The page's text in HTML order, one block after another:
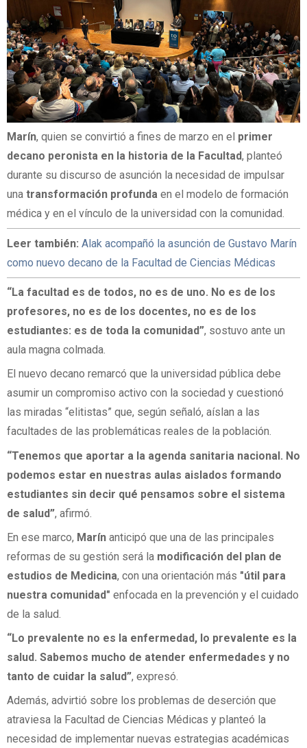
Marín, quien se convirtió a fines de marzo en el primer
decano peronista en la historia de la Facultad, planteó
durante su discurso de asunción la necesidad de impulsar
una transformación profunda en el modelo de formación
médica y en el vínculo de la universidad con la comunidad.
Leer también: Alak acompañó la asunción de Gustavo Marín
como nuevo decano de la Facultad de Ciencias Médicas
“La facultad es de todos, no es de uno. No es de los
profesores, no es de los docentes, no es de los
estudiantes: es de toda la comunidad”, sostuvo ante un
aula magna colmada.
El nuevo decano remarcó que la universidad pública debe
asumir un compromiso activo con la sociedad y cuestionó
las miradas “elitistas” que, según señaló, aíslan a las
facultades de las problemáticas reales de la población.
“Tenemos que aportar a la agenda sanitaria nacional. No
podemos estar en nuestras aulas aislados formando
estudiantes sin decir qué pensamos sobre el sistema
de salud”, afirmó.
En ese marco, Marín anticipó que una de las principales
reformas de su gestión será la modificación del plan de
estudios de Medicina, con una orientación más "útil para
nuestra comunidad" enfocada en la prevención y el cuidado
de la salud.
“Lo prevalente no es la enfermedad, lo prevalente es la
salud. Sabemos mucho de atender enfermedades y no
tanto de cuidar la salud”, expresó.
Además, advirtió sobre los problemas de deserción que
atraviesa la Facultad de Ciencias Médicas y planteó la
necesidad de implementar nuevas estrategias académicas